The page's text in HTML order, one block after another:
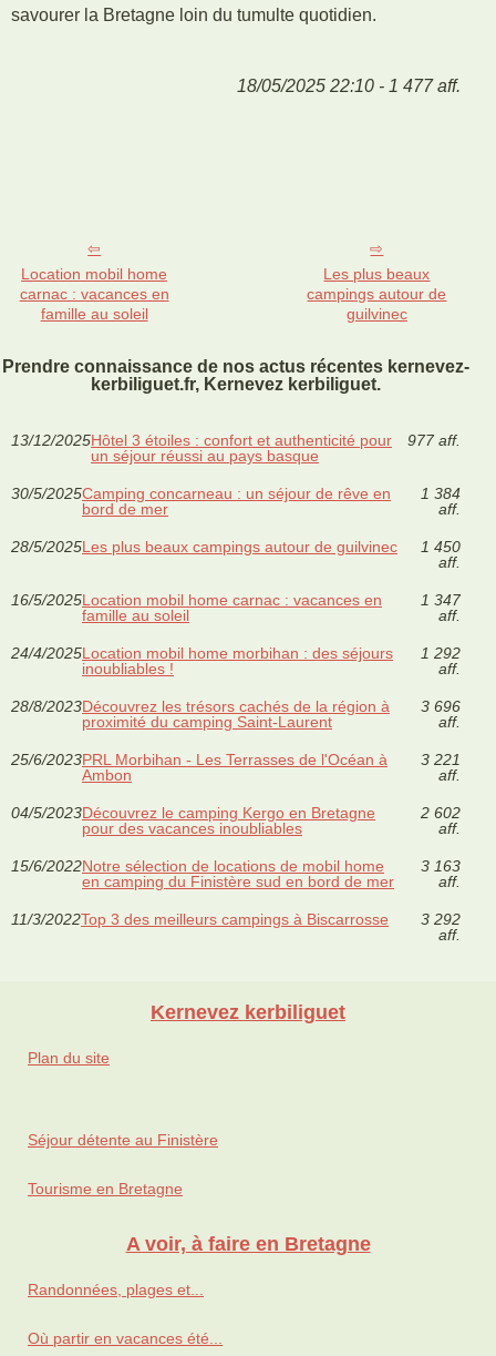
savourer la Bretagne loin du tumulte quotidien.
18/05/2025 22:10 - 1 477 aff.
Location mobil home
carnac : vacances en
famille au soleil
Les plus beaux
campings autour de
guilvinec
Prendre connaissance de nos actus récentes kernevez-
kerbiliguet.fr, Kernevez kerbiliguet.
13/12/2025Hôtel 3 étoiles : confort et authenticité pour
un séjour réussi au pays basque
977 aff.
30/5/2025Camping concarneau : un séjour de rêve en
bord de mer
1 384
aff.
28/5/2025Les plus beaux campings autour de guilvinec
1 450
aff.
16/5/2025Location mobil home carnac : vacances en
famille au soleil
1 347
aff.
24/4/2025Location mobil home morbihan : des séjours
inoubliables !
1 292
aff.
28/8/2023Découvrez les trésors cachés de la région à
proximité du camping Saint-Laurent
3 696
aff.
25/6/2023PRL Morbihan - Les Terrasses de l'Océan à
Ambon
3 221
aff.
04/5/2023Découvrez le camping Kergo en Bretagne
pour des vacances inoubliables
2 602
aff.
15/6/2022Notre sélection de locations de mobil home
en camping du Finistère sud en bord de mer
3 163
aff.
11/3/2022Top 3 des meilleurs campings à Biscarrosse
3 292
aff.
Kernevez kerbiliguet
Plan du site
Séjour détente au Finistère
Tourisme en Bretagne
A voir, à faire en Bretagne
Randonnées, plages et...
Où partir en vacances été...